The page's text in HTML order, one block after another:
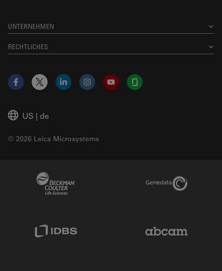
UNTERNEHMEN
RECHTLICHES
US | de
© 2026 Leica Microsystems
Facebook
X LinkedInInstagramYouTubeGlassdoor
Genedata Link